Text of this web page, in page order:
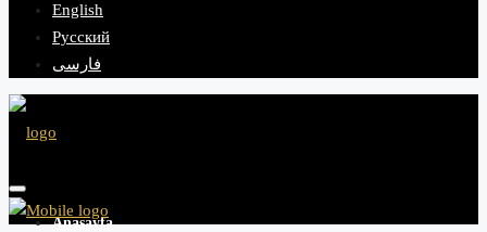
English
Русский
فارسی
Anasayfa